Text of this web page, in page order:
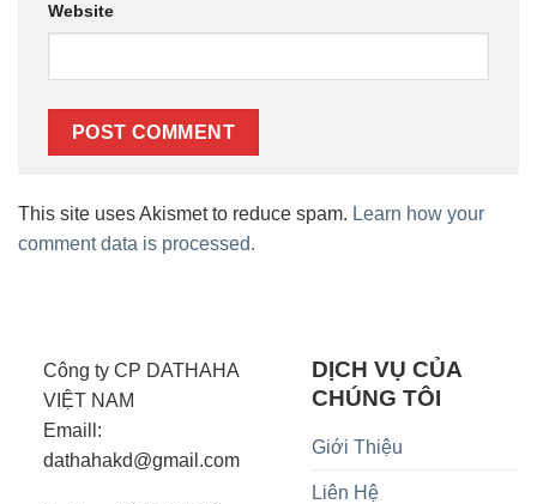
Website
This site uses Akismet to reduce spam. Learn how your
comment data is processed.
Công ty CP DATHAHA
VIỆT NAM
Emaill:
dathahakd@gmail.com
DỊCH VỤ CỦA
CHÚNG TÔI
Giới Thiệu
Liên Hệ